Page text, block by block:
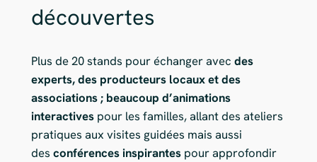
découvertes
Plus de 20 stands pour échanger avec des
experts, des producteurs locaux et des
associations ; beaucoup d’animations
interactives pour les familles, allant des ateliers
pratiques aux visites guidées mais aussi
des conférences inspirantespour approfondir